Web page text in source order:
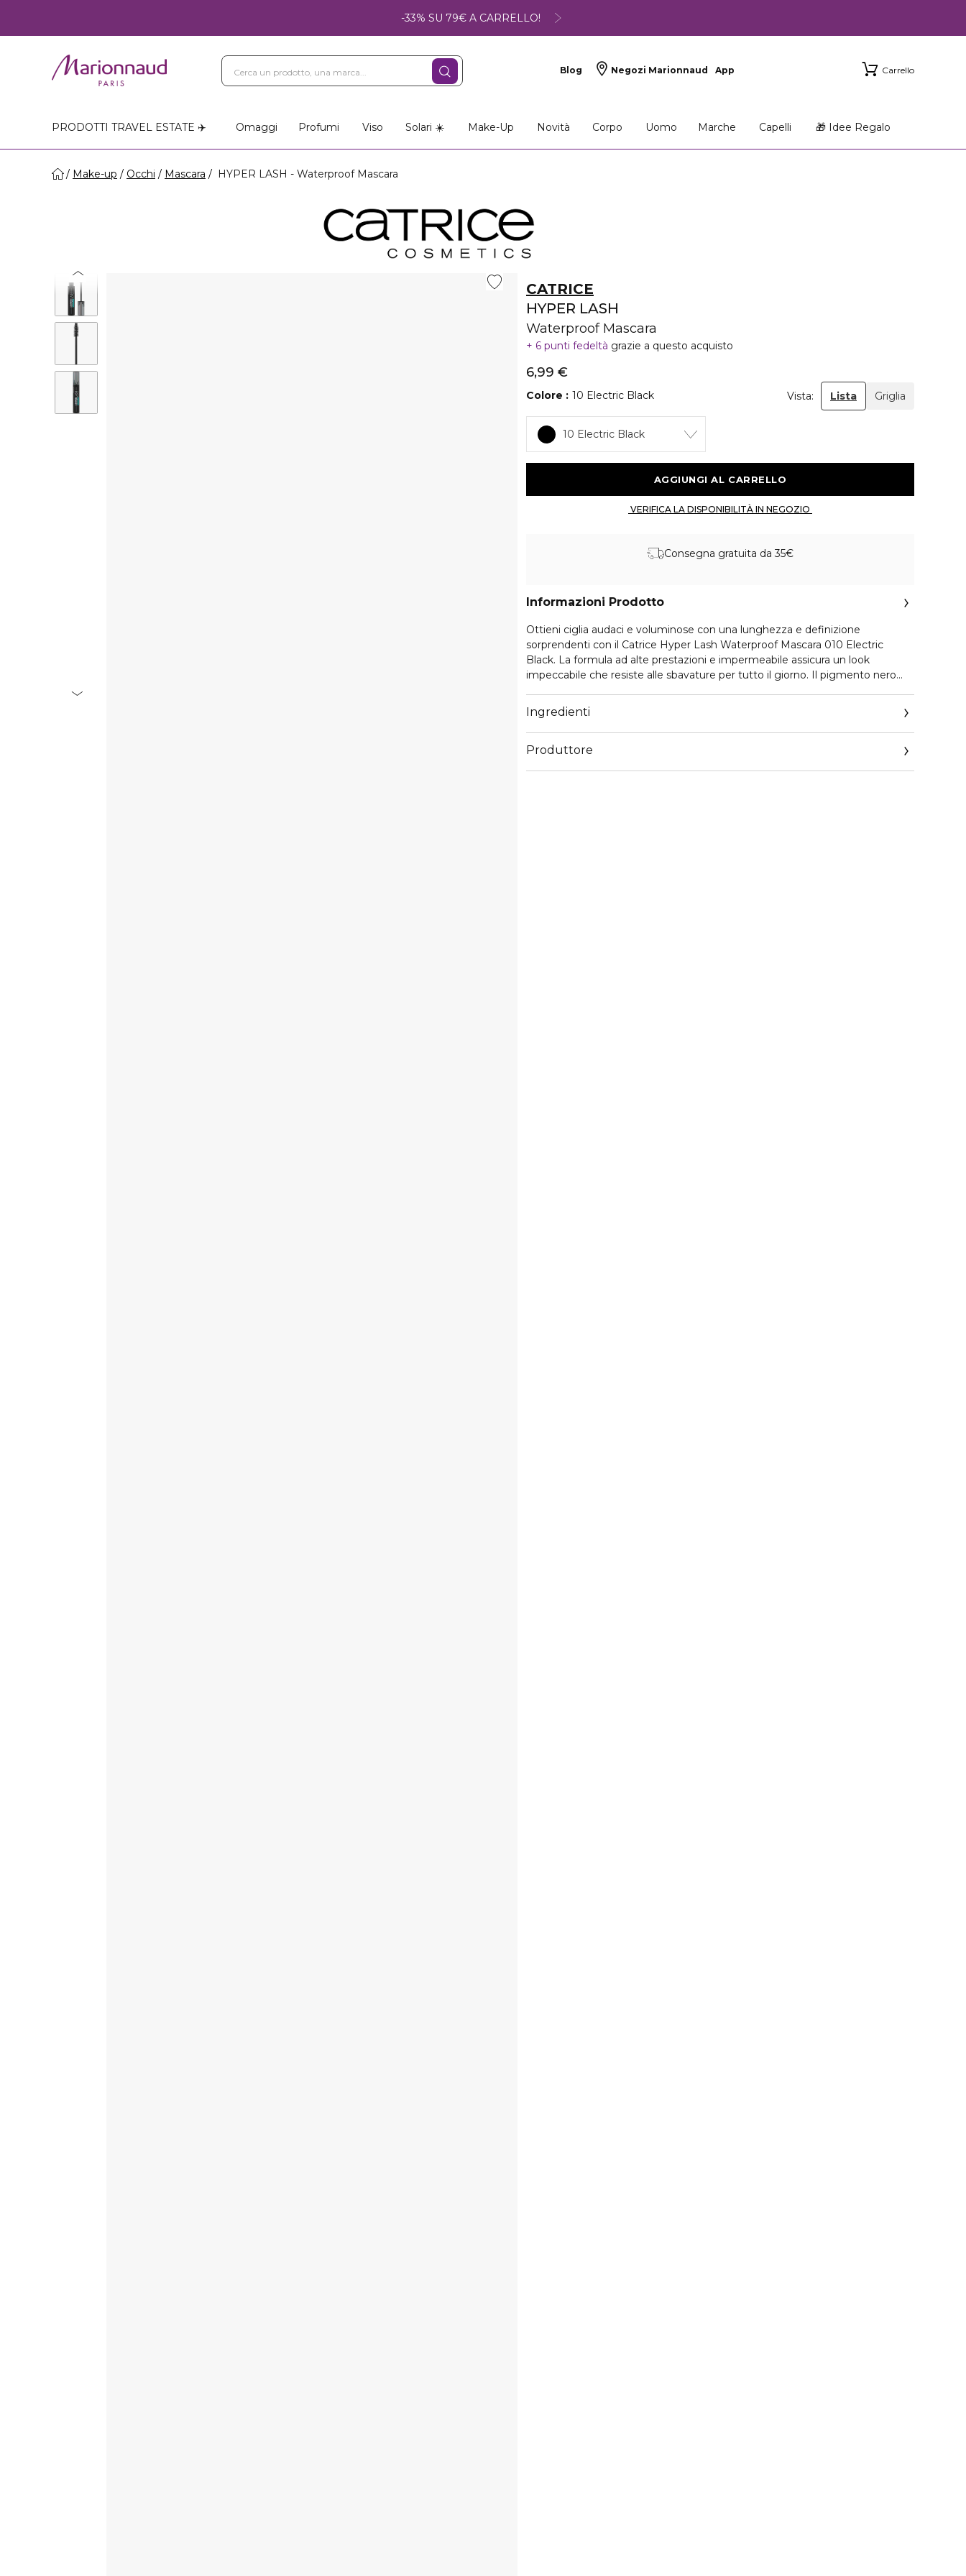
-33% SU 79€ A CARRELLO!
Blog Negozi Marionnaud App Carrello
PRODOTTI TRAVEL ESTATE ✈️ Omaggi Profumi Viso Solari ☀️ Make-Up Novità Corpo Uomo Marche Capelli 🎁 Idee Regalo
Make-up Occhi Mascara HYPER LASH - Waterproof Mascara
CATRICE
HYPER LASH
Waterproof Mascara
6 punti fedeltà grazie a questo acquisto
6,99 €
Colore 10 Electric Black Vista: Lista Griglia
10 Electric Black
Consegna gratuita da 35€
Informazioni Prodotto
Ottieni ciglia audaci e voluminose con una lunghezza e definizione
sorprendenti con il Catrice Hyper Lash Waterproof Mascara 010 Electric
Black. La formula ad alte prestazioni e impermeabile assicura un look
impeccabile che resiste alle sbavature per tutto il giorno. Il pigmento nero
di personalizzare il tuo look da naturale a audace.
Ingredienti
Produttore